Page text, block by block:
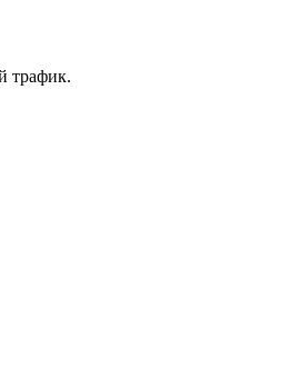
трафик.